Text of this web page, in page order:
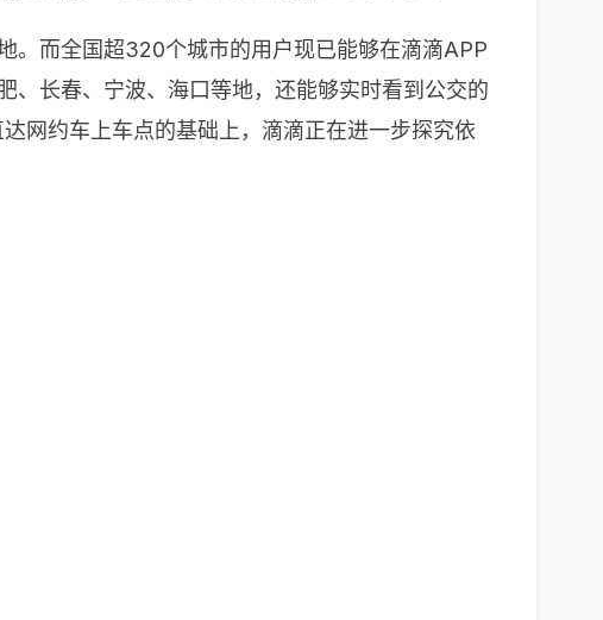
。而全国超320个城市的用户现已能够在滴滴APP
、长春、宁波、海口等地，还能够实时看到公交的
网约车上车点的基础上，滴滴正在进一步探究依